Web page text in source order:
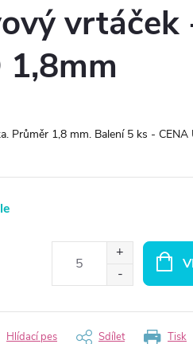
vrtáček
Průměr 1,8 mm. Balení 5 ks - CENA
Tisk
Hlídací pes Sdílet